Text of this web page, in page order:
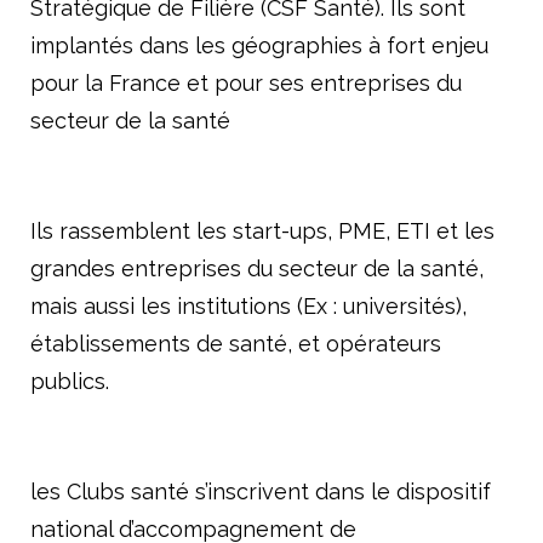
Améliorer l’accès aux produits innovants
Le livre blanc du G5 Santé 2017-2022
Espace presse
Documents/études
Nos engagements
Vis-à-vis des patients
Stratégique de Filière (CSF Santé). Ils sont
implantés dans les géographies à fort enjeu
pour la France et pour ses entreprises du
secteur de la santé
Ils rassemblent les start-ups, PME, ETI et les
grandes entreprises du secteur de la santé,
mais aussi les institutions (Ex : universités),
établissements de santé, et opérateurs
publics.
les Clubs santé s’inscrivent dans le dispositif
national d’accompagnement de